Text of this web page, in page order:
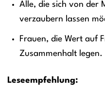
Alle, die sich von der
verzaubern lassen
Frauen, die Wert auf
Zusammenhalt legen.
Leseempfehlung: